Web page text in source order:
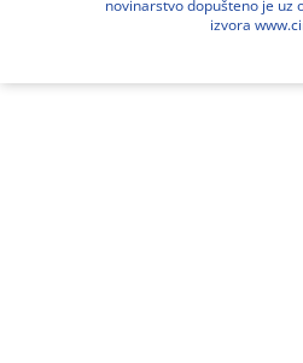
novinarstvo dopušteno je uz
izvora